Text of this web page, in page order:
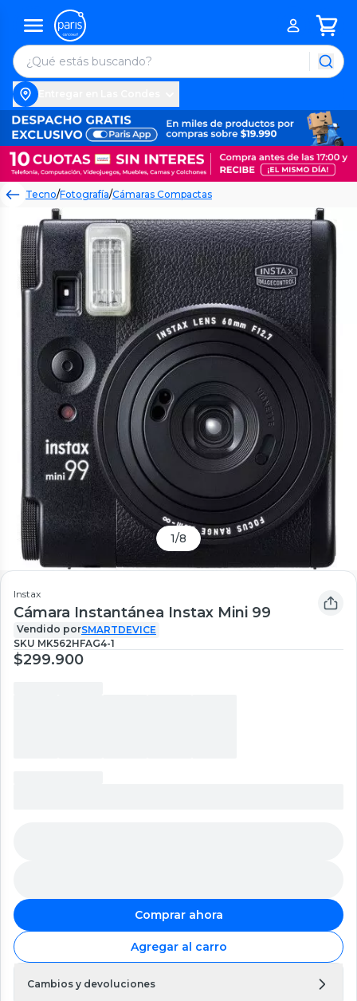
Tecno/Fotografía/Cámaras Compactas
1/8
Instax
Cámara Instantánea Instax Mini 99
Vendido porSMARTDEVICE
SKU MK562HFAG4-1
$299.900
Comprar ahora
Agregar al carro
Cambios y devoluciones